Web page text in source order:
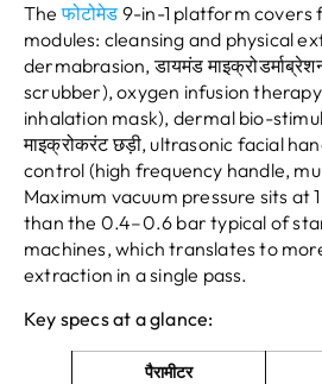
The फोटोमेड 9-in-1 platform
modules: cleansing and physical
dermabrasion, डायमंड
scrubber),oxygen infusion therapy
inhalation mask), dermal bio-
माइक्रोकरंट छड़ी, ultrasonic facial
control (high frequency handle,
Maximum vacuum pressure sits at1
than the 0.4–0.6 bar typical of
machines,which translates to
extraction in a single pass.
Key specs at a glance:
पैरामीटर